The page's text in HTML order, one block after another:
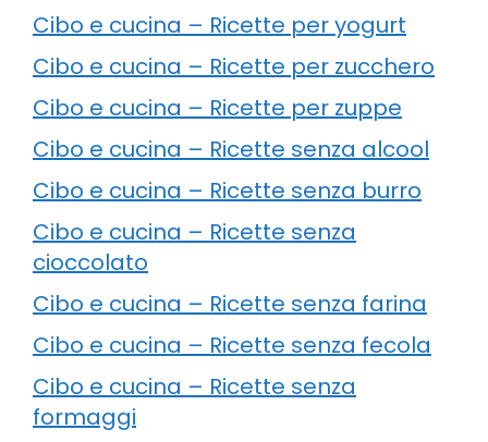
Cibo e cucina – Ricette per yogurt
Cibo e cucina – Ricette per zucchero
Cibo e cucina – Ricette per zuppe
Cibo e cucina – Ricette senza alcool
Cibo e cucina – Ricette senza burro
Cibo e cucina – Ricette senza
cioccolato
Cibo e cucina – Ricette senza farina
Cibo e cucina – Ricette senza fecola
Cibo e cucina – Ricette senza
formaggi